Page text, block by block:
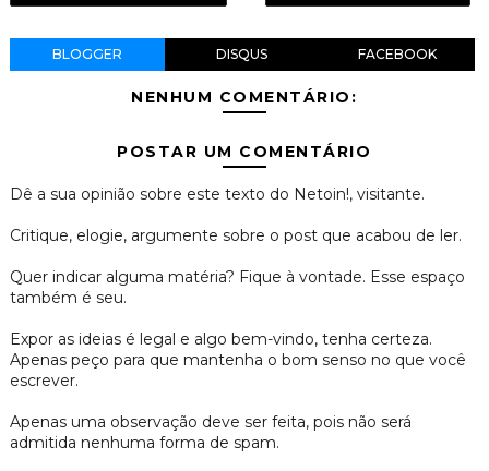
BLOGGER DISQUS FACEBOOK
NENHUM COMENTÁRIO:
POSTAR UM COMENTÁRIO
Dê a sua opinião sobre este texto do Netoin!, visitante.
Critique, elogie, argumente sobre o post que acabou de ler.
Quer indicar alguma matéria? Fique à vontade. Esse espaço
também é seu.
Expor as ideias é legal e algo bem-vindo, tenha certeza.
Apenas peço para que mantenha o bom senso no que você
escrever.
Apenas uma observação deve ser feita, pois não será
admitida nenhuma forma de spam.